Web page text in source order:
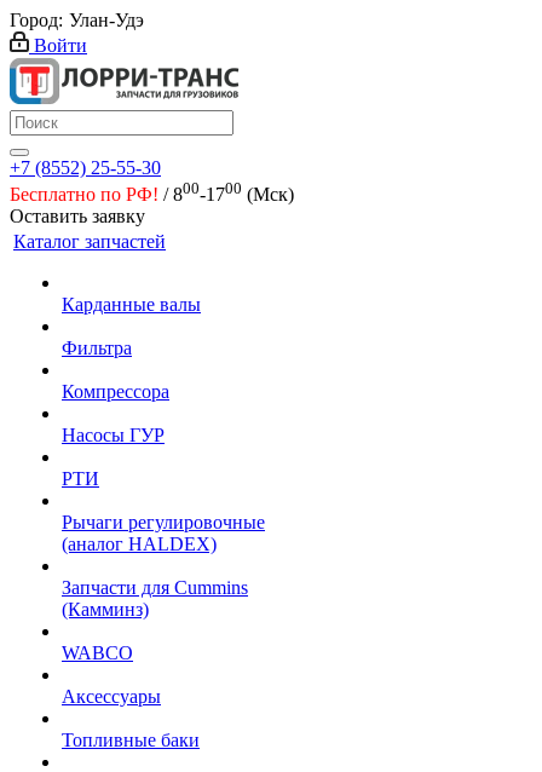
Город: Улан-Удэ
Войти
+7 (8552) 25-55-30
Бесплатно по РФ! / 800-1700 (Мск)
Оставить заявку
Каталог запчастей
Карданные валы
Фильтра
Компрессора
Насосы ГУР
РТИ
Рычаги регулировочные
(аналог HALDEX)
Запчасти для Cummins
(Камминз)
WABCO
Аксессуары
Топливные баки